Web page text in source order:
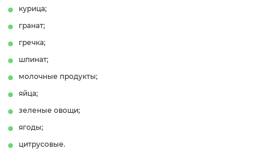
курица;
гранат;
гречка;
шпинат;
молочные продукты;
яйца;
зеленые овощи;
ягоды;
цитрусовые.